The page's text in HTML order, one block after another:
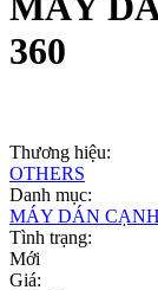
360
Thương hiệu:
OTHERS
Danh mục:
MÁY DÁN
Tình trạng:
Mới
Giá: